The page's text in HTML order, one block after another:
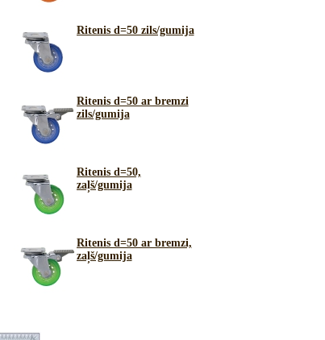
Ritenis d=50 zils/gumija
Ritenis d=50 ar bremzi
zils/gumija
Ritenis d=50,
zaļš/gumija
Ritenis d=50 ar bremzi,
zaļš/gumija